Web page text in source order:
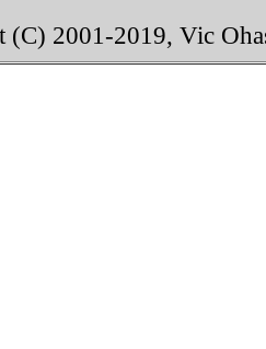
(C) 2001-2019, Vic